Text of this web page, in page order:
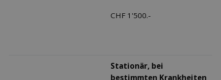
CHF 1'500.-
Stationär, bei
bestimmten Krankheiten